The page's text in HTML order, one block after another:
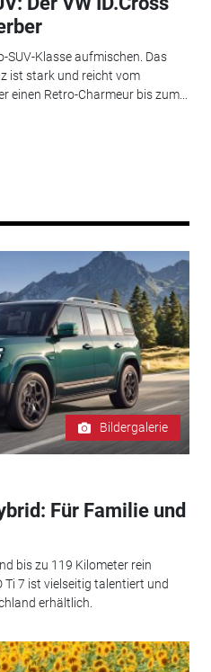
SUV-Klasse aufmischen. Das
ist stark und reicht vom
einen Retro-Charmeur bis zum...
Bildergalerie
Für Familie und
bis zu 119 Kilometer rein
Ti 7 ist vielseitig talentiert und
erhältlich.